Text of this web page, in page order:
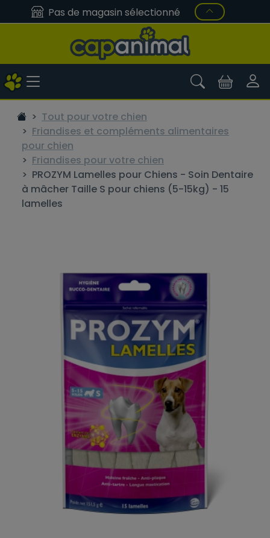
Pas de magasin sélectionné
Tout pour votre chien
Friandises et compléments alimentaires
pour chien
Friandises pour votre chien
PROZYM Lamelles pour Chiens - Soin Dentaire
à mâcher Taille S pour chiens (5-15kg) - 15
lamelles